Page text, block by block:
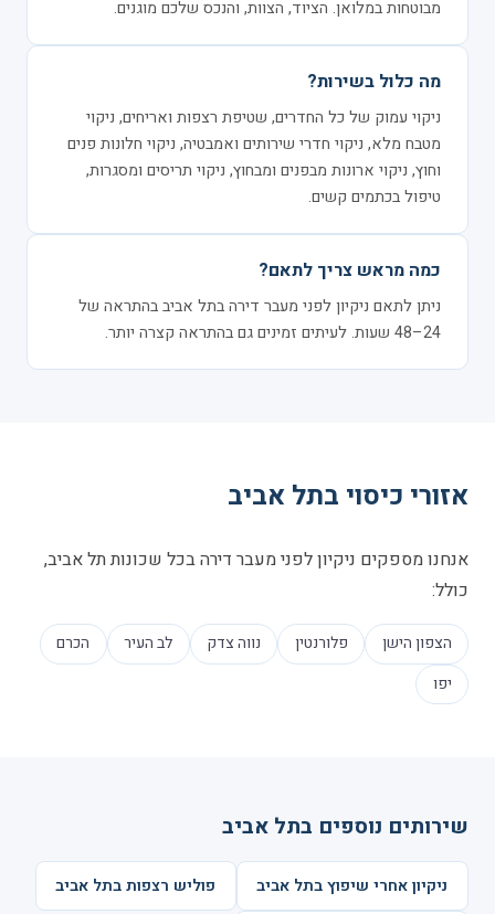
מבוטחות במלואן. הציוד, הצוות, והנכס שלכם מוגנים.
מה כלול בשירות?
ניקוי עמוק של כל החדרים, שטיפת רצפות ואריחים, ניקוי
מטבח מלא, ניקוי חדרי שירותים ואמבטיה, ניקוי חלונות פנים
וחוץ, ניקוי ארונות מבפנים ומבחוץ, ניקוי תריסים ומסגרות,
טיפול בכתמים קשים.
כמה מראש צריך לתאם?
ניתן לתאם ניקיון לפני מעבר דירה בתל אביב בהתראה של
24–48 שעות. לעיתים זמינים גם בהתראה קצרה יותר.
אזורי כיסוי בתל אביב
אנחנו מספקים ניקיון לפני מעבר דירה בכל שכונות תל אביב,
כולל:
הצפון הישן פלורנטין נווה צדק לב העיר
הכרם
יפו
שירותים נוספים בתל אביב
ניקיון אחרי שיפוץ בתל אביב פוליש רצפות בתל אביב